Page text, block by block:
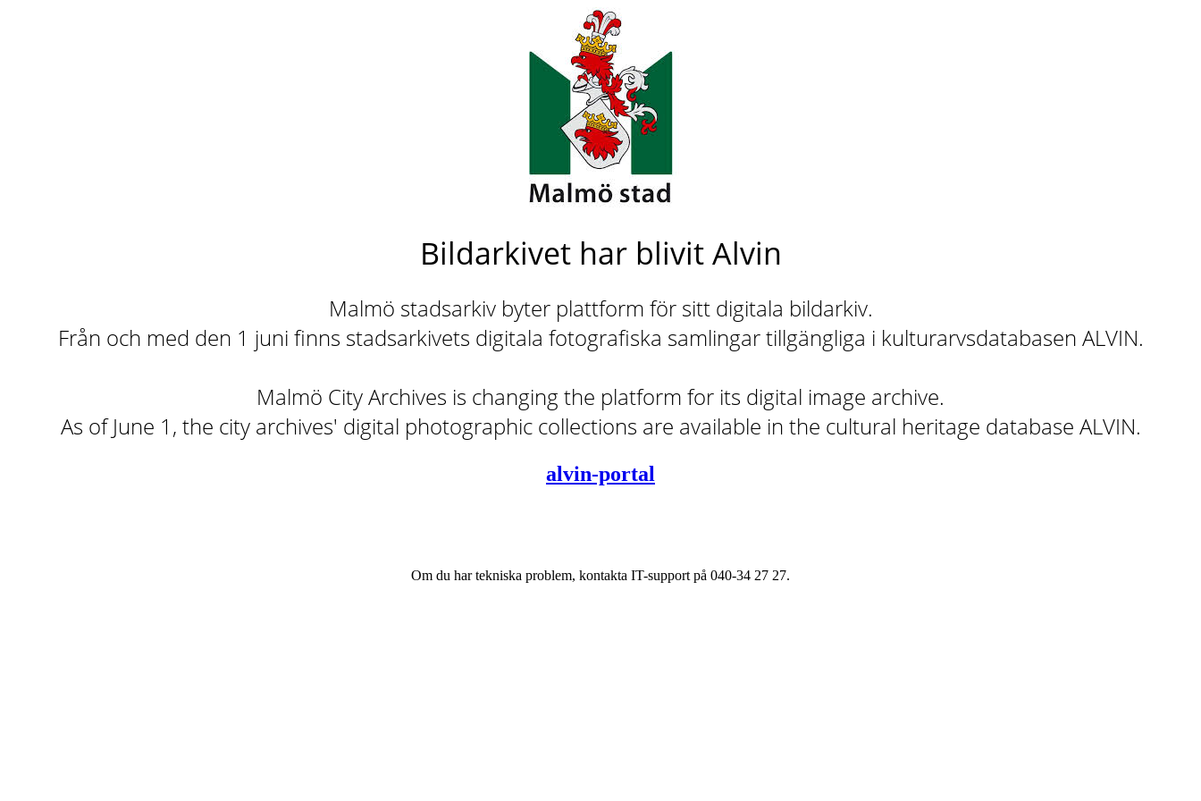
Bildarkivet har blivit Alvin
Malmö stadsarkiv byter plattform för sitt digitala bildarkiv.
Från och med den 1 juni finns stadsarkivets digitala fotografiska samlingar tillgängliga i kulturarvsdatabasen ALVIN.
Malmö City Archives is changing the platform for its digital image archive.
As of June 1, the city archives' digital photographic collections are available in the cultural heritage database ALVIN.
alvin-portal
Om du har tekniska problem, kontakta IT-support på 040-34 27 27.